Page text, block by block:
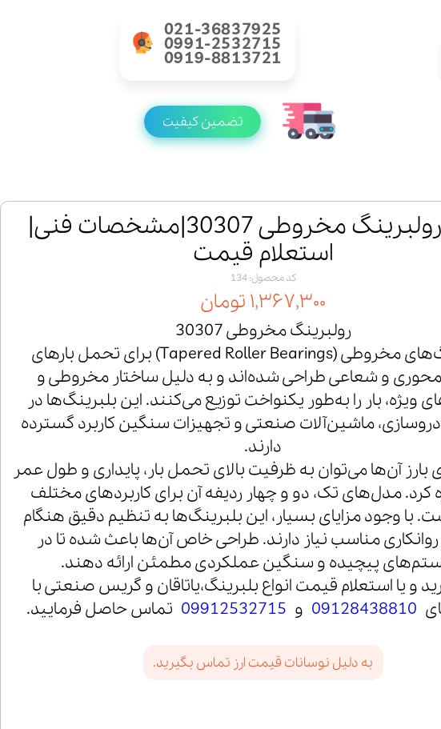
021-36837925
0991-2532715
0919-8813721
تضمین کیفیت
خرید رولبرینگ مخروطی 30307|مشخصات فنی|
استعلام قیمت
کد محصول: 134
۱,۳۶۷,۳۰۰ تومان
رولبرینگ مخروطی 30307
رولبرینگ‌های مخروطی (Tapered Roller Bearings) برای تحمل بارهای
محوری و شعاعی طراحی شده‌اند و به دلیل ساختار مخروطی و
ویژه، بار را به‌طور یکنواخت توزیع می‌کنند. این بلبرینگ‌ها در
ماشین‌آلات صنعتی و تجهیزات سنگین کاربرد گسترده
دارند.
بارز آن‌ها می‌توان به ظرفیت بالای تحمل بار، پایداری و طول عمر
کرد. مدل‌های تک، دو و چهار ردیفه آن برای کاربردهای مختلف
با وجود مزایای بسیار، این بلبرینگ‌ها به تنظیم دقیق هنگام
مناسب نیاز دارند. طراحی خاص آن‌ها باعث شده تا در
پیچیده و سنگین عملکردی مطمئن ارائه دهند.
و یا استعلام قیمت انواع بلبرینگ،یاتاقان و گریس صنعتی با
09128438810 و 09912532715 تماس حاصل فرمایید.
به دلیل نوسانات قیمت ارز تماس بگیرید.